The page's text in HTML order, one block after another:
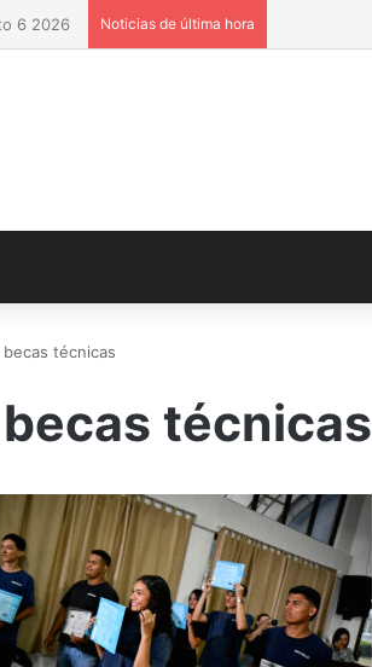
6 2026 Noticias de última hora
becas técnicas
técnicas